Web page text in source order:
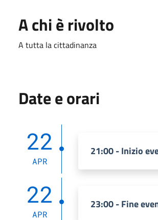
A chi è rivolto
A tutta la cittadinanza
Date e orari
22
APR
21:00 - Inizio
22
APR
23:00 - Fine